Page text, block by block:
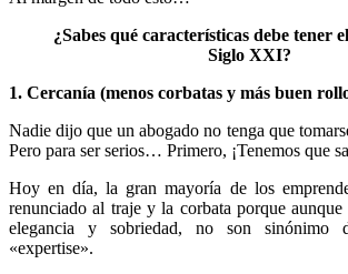
¿Sabes qué características debe tener
Siglo XXI?
1. Cercanía (menos corbatas y más buen
Nadie dijo que un abogado no tenga que
Pero para ser serios… Primero, ¡Tenemos que
Hoy en día, la gran mayoría de los
renunciado al traje y la corbata porque aunque
elegancia y sobriedad, no son sinónimo
«expertise».